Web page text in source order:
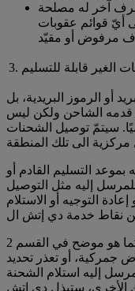
طرف آخر له مصلحة
أيّ قوائم عقوبات
الغير قابلة للتسليم
أو الرموز البريدية، بل
قدمه الشاحن ولكن ليس
سيتمّ توصيل الشحنات
التسليم القادم أو
إليه مثل التوصيل
التوجيه أو الاستلام
إذا تمّ اعتبار شحنة غير قابلة للتسليم كما هو موضح في القسم 2
جمركية، أو تعذر تحديد
إليه استلام الشحنة
الأخرى، ستبذل دي إتش